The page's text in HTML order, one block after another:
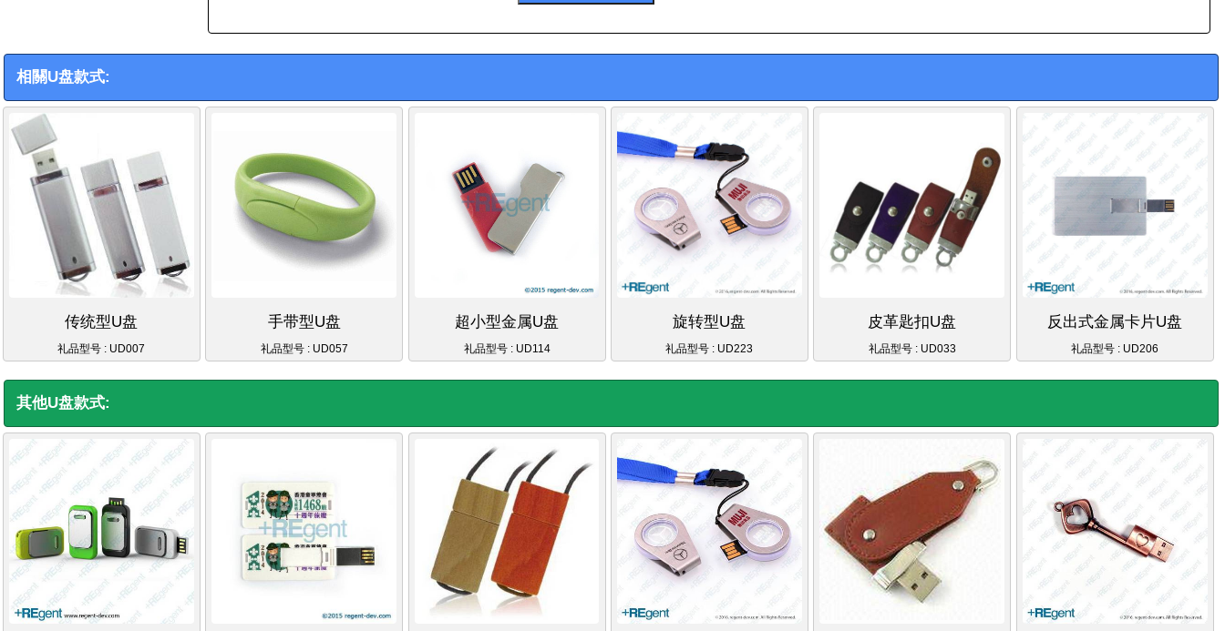
相關U盘款式:
传统型U盘
礼品型号 : UD007
手带型U盘
礼品型号 : UD057
超小型金属U盘
礼品型号 : UD114
旋转型U盘
礼品型号 : UD223
皮革匙扣U盘
礼品型号 : UD033
反出式金属卡片U盘
礼品型号 : UD206
其他U盘款式: